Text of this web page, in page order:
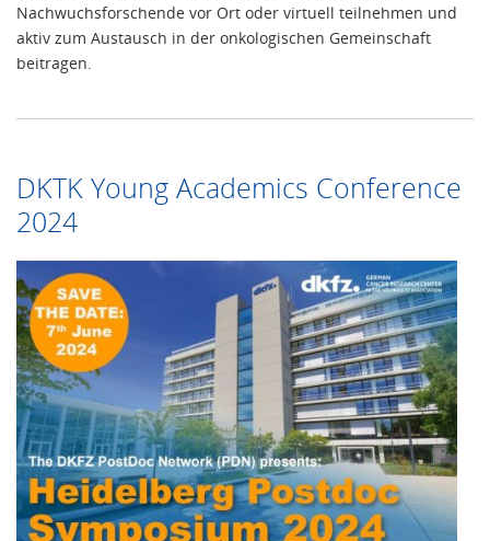
Nachwuchsforschende vor Ort oder virtuell teilnehmen und
aktiv zum Austausch in der onkologischen Gemeinschaft
beitragen.
DKTK Young Academics Conference
2024